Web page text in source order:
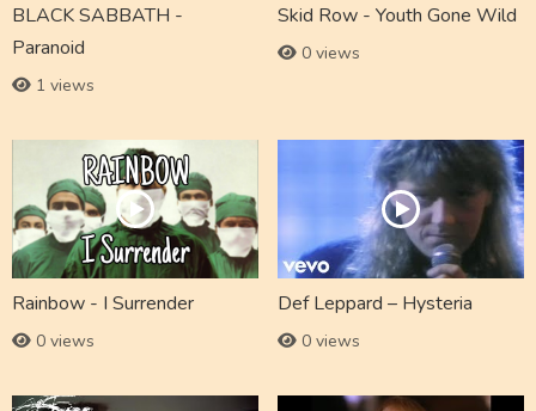
BLACK SABBATH -
Paranoid
1 views
Skid Row - Youth Gone Wild
0 views
Rainbow - I Surrender
0 views
Def Leppard – Hysteria
0 views